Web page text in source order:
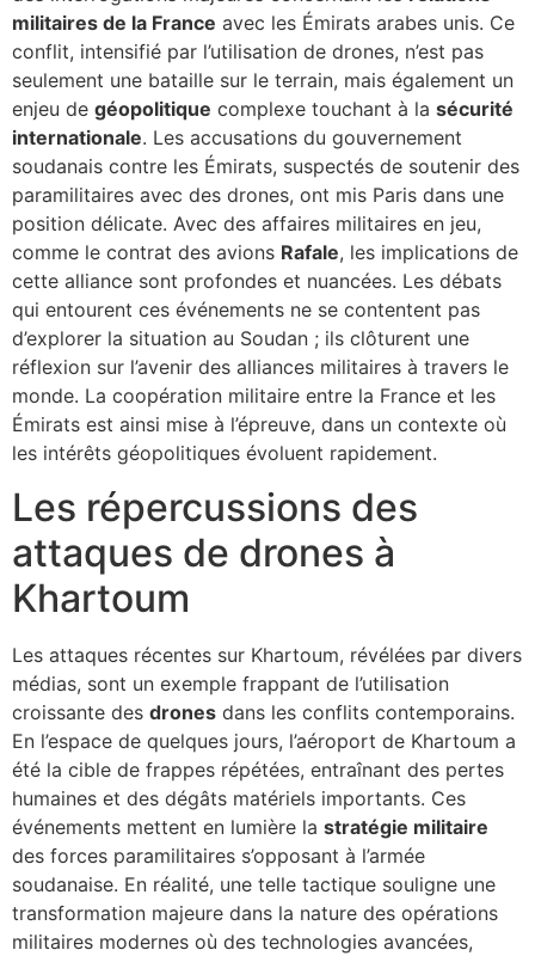
militaires de la France avec les Émirats arabes unis. Ce
conflit, intensifié par l’utilisation de drones, n’est pas
seulement une bataille sur le terrain, mais également un
enjeu de géopolitique complexe touchant à la sécurité
internationale. Les accusations du gouvernement
soudanais contre les Émirats, suspectés de soutenir des
paramilitaires avec des drones, ont mis Paris dans une
position délicate. Avec des affaires militaires en jeu,
comme le contrat des avions Rafale, les implications de
cette alliance sont profondes et nuancées. Les débats
qui entourent ces événements ne se contentent pas
d’explorer la situation au Soudan ; ils clôturent une
réflexion sur l’avenir des alliances militaires à travers le
monde. La coopération militaire entre la France et les
Émirats est ainsi mise à l’épreuve, dans un contexte où
les intérêts géopolitiques évoluent rapidement.
Les répercussions des
attaques de drones à
Khartoum
Les attaques récentes sur Khartoum, révélées par divers
médias, sont un exemple frappant de l’utilisation
croissante des drones dans les conflits contemporains.
En l’espace de quelques jours, l’aéroport de Khartoum a
été la cible de frappes répétées, entraînant des pertes
humaines et des dégâts matériels importants. Ces
événements mettent en lumière la stratégie militaire
des forces paramilitaires s’opposant à l’armée
soudanaise. En réalité, une telle tactique souligne une
transformation majeure dans la nature des opérations
militaires modernes où des technologies avancées,